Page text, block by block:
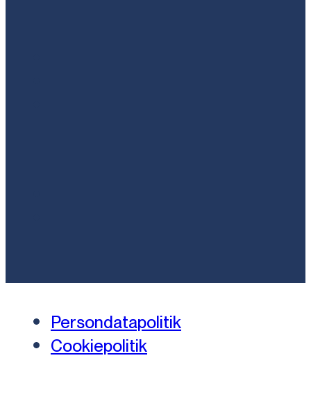
Persondatapolitik
Cookiepolitik